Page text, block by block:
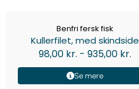
Benfri fersk fisk
Kullerfilet, med skindside
98,00 kr. - 935,00 kr.
Se mere